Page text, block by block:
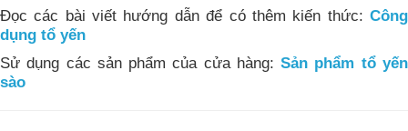
Đọc các bài viết hướng dẫn để có thêm kiến thức: Công
dụng tổ yến
Sử dụng các sản phẩm của cửa hàng:Sản phẩm tổ yến
sào